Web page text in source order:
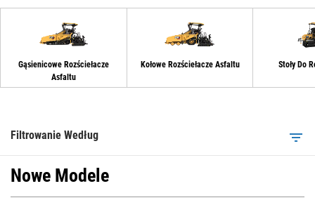
Gąsienicowe Rozściełacze
Asfaltu
Kołowe Rozściełacze Asfaltu Stoły Do
Filtrowanie Według filter_list
Nowe Modele